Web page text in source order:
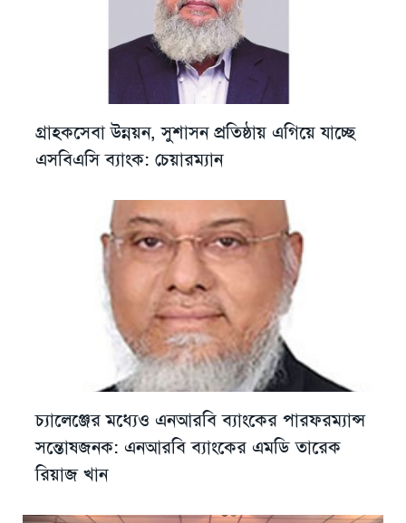
গ্রাহকসেবা উন্নয়ন, সুশাসন প্রতিষ্ঠায় এগিয়ে যাচ্ছে
এসবিএসি ব্যাংক: চেয়ারম্যান
চ্যালেঞ্জের মধ্যেও এনআরবি ব্যাংকের পারফরম্যান্স
সন্তোষজনক: এনআরবি ব্যাংকের এমডি তারেক
রিয়াজ খান